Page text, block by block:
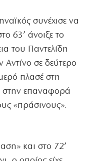
συνέχισε να
63’ άνοιξε το
του Παντελίδη
σε δεύτερο
πλασέ στη
στην επαναφορά
«πράσινους».
και στο 72’